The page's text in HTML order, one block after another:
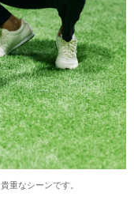
重なシーンです。